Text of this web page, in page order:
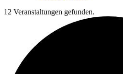
12 Veranstaltungen gefunden.